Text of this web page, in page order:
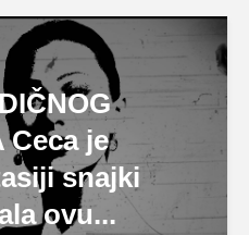
Ceca je
snajki
ovu...